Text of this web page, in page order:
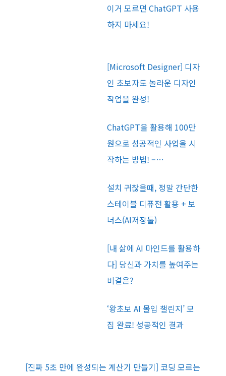
이거 모르면 ChatGPT 사용
하지 마세요!
[Microsoft Designer] 디자
인 초보자도 놀라운 디자인
작업을 완성!
ChatGPT을 활용해 100만
원으로 성공적인 사업을 시
작하는 방법! –…
설치 귀찮을때, 정말 간단한
스테이블 디퓨전 활용 + 보
너스(AI저장툴)
[내 삶에 AI 마인드를 활용하
다] 당신과 가치를 높여주는
비결은?
‘왕초보 AI 몰입 챌린지’ 모
집 완료! 성공적인 결과
[진짜 5초 만에 완성되는 계산기 만들기] 코딩 모르는